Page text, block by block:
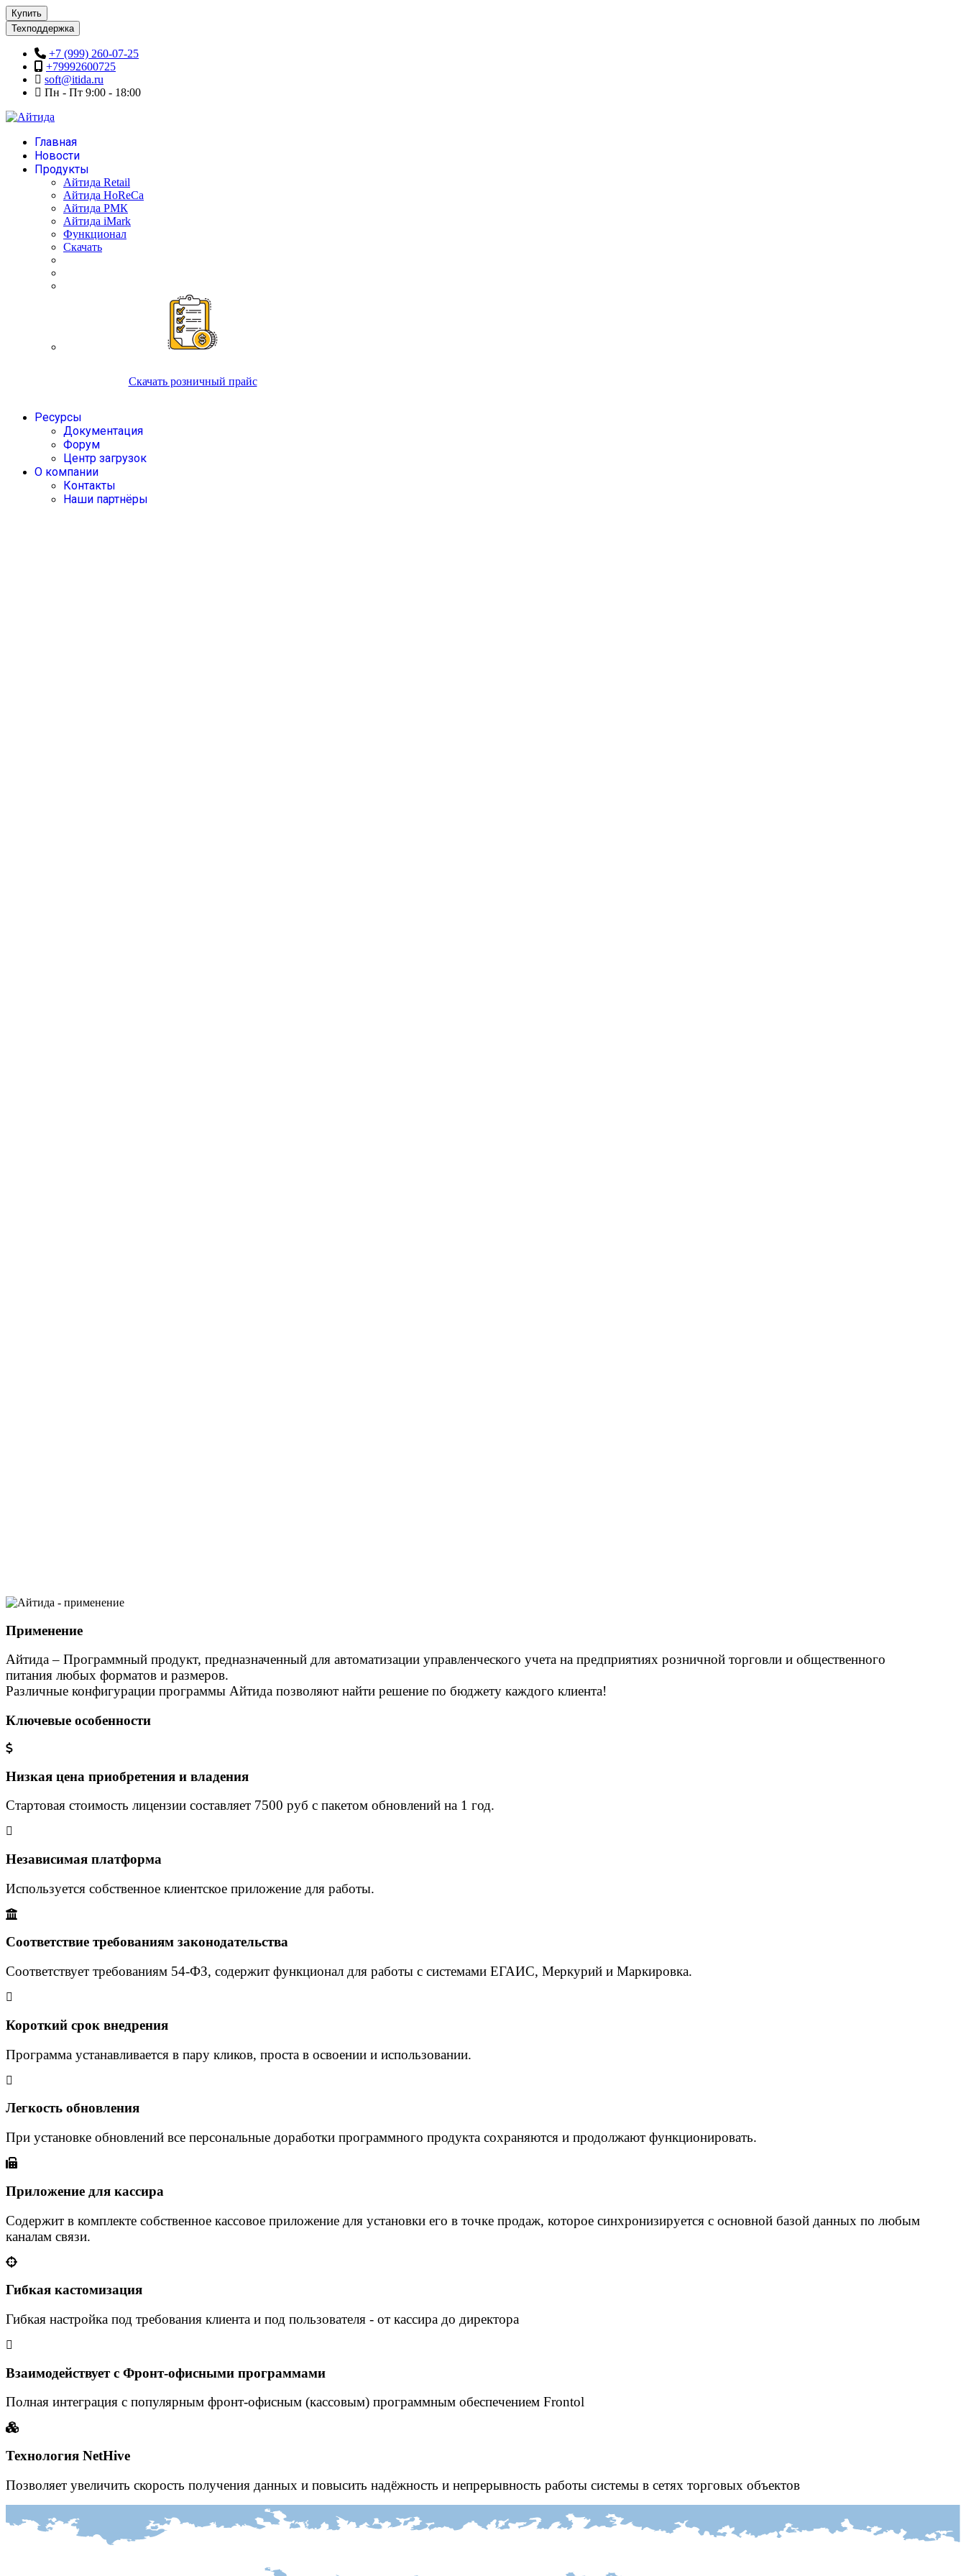
Купить
Техподдержка
+7 (999) 260-07-25
+79992600725
soft@itida.ru
Пн - Пт 9:00 - 18:00
Главная
Новости
Продукты
Айтида Retail
Айтида HoReCa
Айтида РМК
Айтида iMark
Функционал
Скачать
Скачать розничный прайс
Ресурсы
Документация
Форум
Центр загрузок
О компании
Контакты
Наши партнёры
Применение
Айтида – Программный продукт, предназначенный для автоматизации управленческого учета на предприятиях розничной торговли и общественного
питания любых форматов и размеров.
Различные конфигурации программы Айтида позволяют найти решение по бюджету каждого клиента!
Ключевые особенности
Низкая цена приобретения и владения
Стартовая стоимость лицензии составляет 7500 руб с пакетом обновлений на 1 год.
Независимая платформа
Используется собственное клиентское приложение для работы.
Соответствие требованиям законодательства
Соответствует требованиям 54-ФЗ, содержит функционал для работы с системами ЕГАИС, Меркурий и Маркировка.
Короткий срок внедрения
Программа устанавливается в пару кликов, проста в освоении и использовании.
Легкость обновления
При установке обновлений все персональные доработки программного продукта сохраняются и продолжают функционировать.
Приложение для кассира
Содержит в комплекте собственное кассовое приложение для установки его в точке продаж, которое синхронизируется с основной базой данных по любым
каналам связи.
Гибкая кастомизация
Гибкая настройка под требования клиента и под пользователя - от кассира до директора
Взаимодействует с Фронт-офисными программами
Полная интеграция с популярным фронт-офисным (кассовым) программным обеспечением Frontol
Технология NetHive
Позволяет увеличить скорость получения данных и повысить надёжность и непрерывность работы системы в сетях торговых объектов